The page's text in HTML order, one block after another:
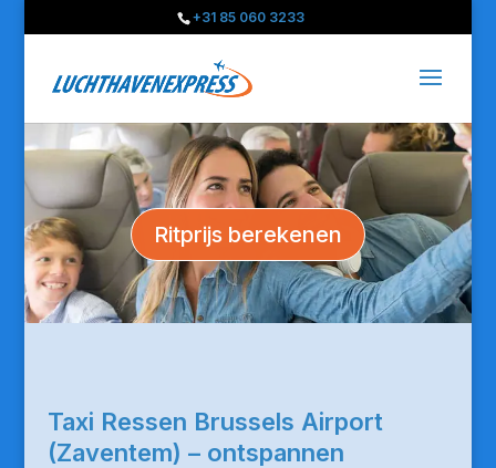
+31 85 060 3233
Ritprijs berekenen
Taxi Ressen Brussels Airport
(Zaventem) – ontspannen